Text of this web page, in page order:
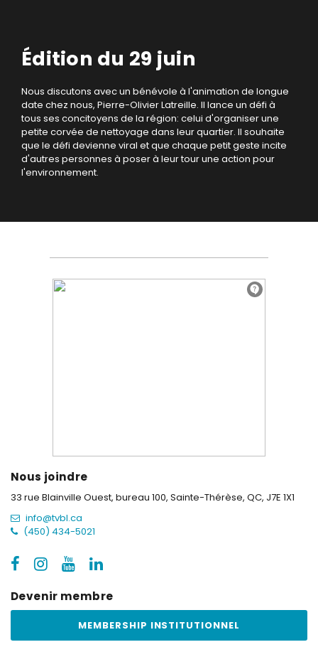
Édition du 29 juin
Nous discutons avec un bénévole à l'animation de longue
date chez nous, Pierre-Olivier Latreille. Il lance un défi à
tous ses concitoyens de la région: celui d'organiser une
petite corvée de nettoyage dans leur quartier. Il souhaite
que le défi devienne viral et que chaque petit geste incite
d'autres personnes à poser à leur tour une action pour
l'environnement.
Nous joindre
33 rue Blainville Ouest, bureau 100, Sainte-Thérèse, QC, J7E 1X1
info@tvbl.ca
(450) 434-5021
Devenir membre
MEMBERSHIP INSTITUTIONNEL